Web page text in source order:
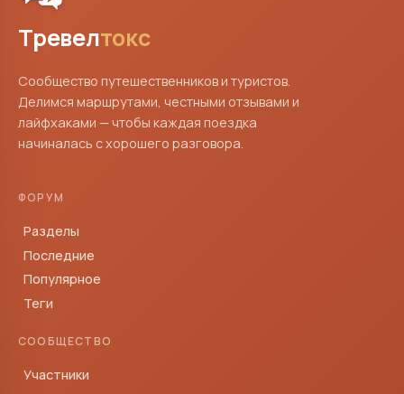
Тревелтокс
Сообщество путешественников и туристов.
Делимся маршрутами, честными отзывами и
лайфхаками — чтобы каждая поездка
начиналась с хорошего разговора.
ФОРУМ
Разделы
Последние
Популярное
Теги
СООБЩЕСТВО
Участники